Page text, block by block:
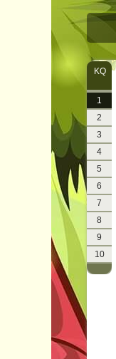
KQ
1
2
3
4
5
6
7
8
9
10